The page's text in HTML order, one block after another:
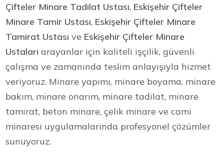
Çifteler Minare Tadilat Ustası, Eskişehir Çifteler
Minare Tamir Ustası, Eskişehir Çifteler Minare
Tamirat Ustası ve Eskişehir Çifteler Minare
Ustaları arayanlar için kaliteli işçilik, güvenli
çalışma ve zamanında teslim anlayışıyla hizmet
veriyoruz. Minare yapımı, minare boyama, minare
bakım, minare onarım, minare tadilat, minare
tamirat, beton minare, çelik minare ve cami
minaresi uygulamalarında profesyonel çözümler
sunuyoruz.